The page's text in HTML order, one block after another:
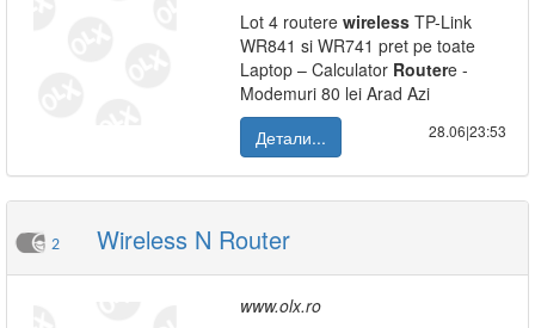
Lot 4 routere wireless TP-Link
WR841 si WR741 pret pe toate
Laptop – Calculator Routere -
Modemuri 80 lei Arad Azi
Детали...
28.06|23:53
2 Wireless N Router
www.olx.ro